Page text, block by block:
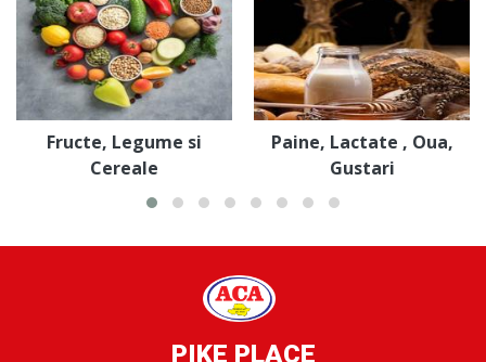
Fructe, Legume si
Cereale
Paine, Lactate , Oua,
Gustari
PIKE PLACE